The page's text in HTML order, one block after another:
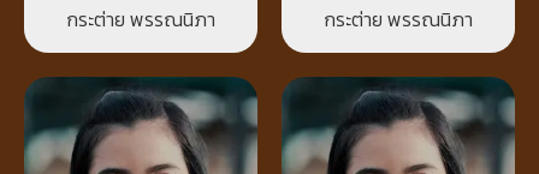
กระต่าย พรรณนิภา กระต่าย พรรณนิภา